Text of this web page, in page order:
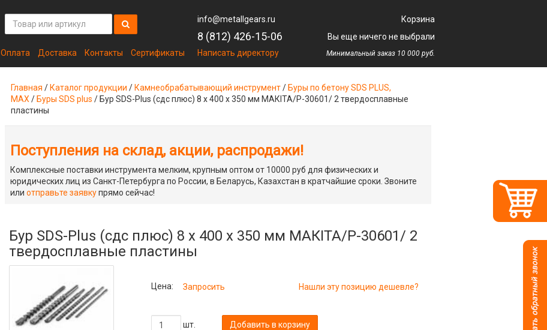
Оплата Доставка Контакты Сертификаты
info@metallgears.ru
8 (812) 426-15-06
Написать директору
Корзина
Вы еще ничего не выбрали
Минимальный заказ 10 000 руб.
Главная / Каталог продукции / Камнеобрабатывающий инструмент/ Буры по бетону SDS PLUS,
MAX / Буры SDS plus / Бур SDS-Plus (сдс плюс) 8 х 400 х 350 мм МАКIТА/P-30601/ 2 твердосплавные
пластины
Поступления на склад, акции, распродажи!
Комплексные поставки инструмента мелким, крупным оптом от 10000 руб для физических и
юридических лиц из Санкт-Петербурга по России, в Беларусь, Казахстан в кратчайшие сроки. Звоните
или отправьте заявкупрямо сейчас!
Бур SDS-Plus (сдс плюс) 8 х 400 х 350 мм МАКIТА/P-30601/ 2
твердосплавные пластины
Цена: Запросить Нашли эту позицию дешевле?
шт. Добавить в корзину